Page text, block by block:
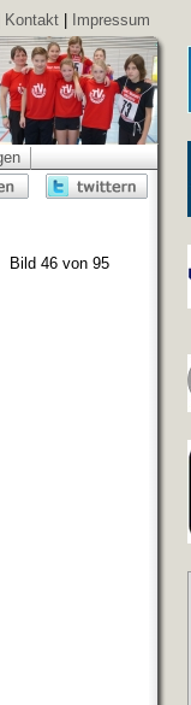
Kontakt Impressum
Bild 46 von 95